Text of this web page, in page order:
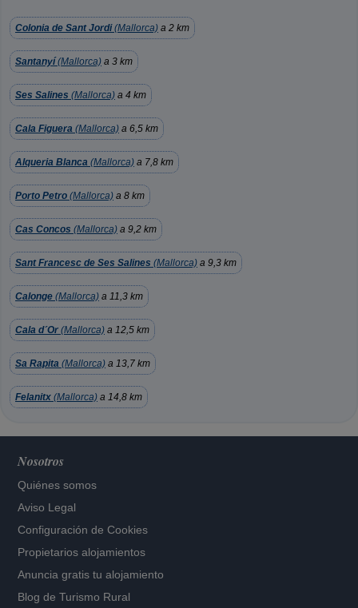
Colonia de Sant Jordi(Mallorca) a 2 km
Santanyí (Mallorca) a 3 km
Ses Salines (Mallorca) a 4 km
Cala Figuera (Mallorca) a 6,5 km
Alqueria Blanca (Mallorca) a 7,8 km
Porto Petro (Mallorca) a 8 km
Cas Concos (Mallorca) a 9,2 km
Sant Francesc de Ses Salines (Mallorca) a 9,3 km
Calonge (Mallorca) a 11,3 km
Cala d´Or (Mallorca) a 12,5 km
Sa Rapita (Mallorca) a 13,7 km
Felanitx (Mallorca) a 14,8 km
Nosotros
Quiénes somos
Aviso Legal
Configuración de Cookies
Propietarios alojamientos
Anuncia gratis tu alojamiento
Blog de Turismo Rural